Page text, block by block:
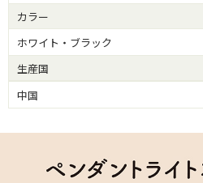
カラー
ホワイト・ブラック
生産国
中国